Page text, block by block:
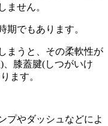
ません。
期でもあります。
まうと、その柔軟性が
膝蓋腱(しつがいけ
ます。
プやダッシュなどによ